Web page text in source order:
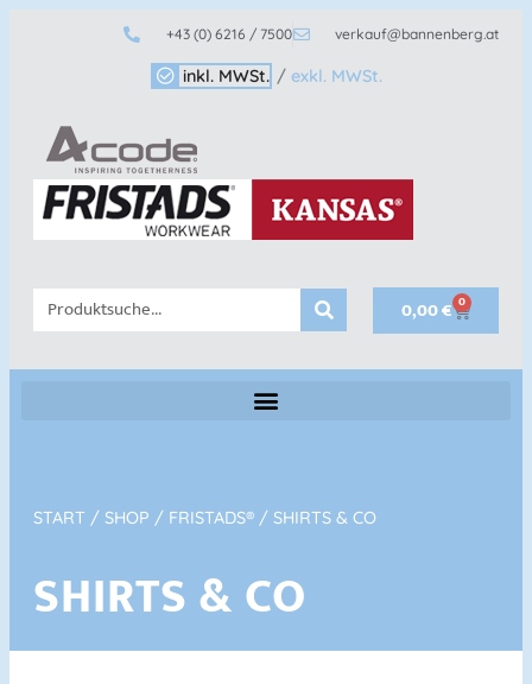
+43 (0) 6216 / 7500 verkauf@bannenberg.at
inkl. MWSt. / exkl. MWSt.
0,00€ 0
START / SHOP / FRISTADS® / SHIRTS & CO
SHIRTS & CO